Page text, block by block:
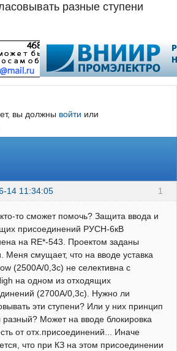
разные ступени
вы должны войти или
1
14 11:34:05
то сможет помочь? Защита ввода и
присоединений РУСН-6кВ
на RE*-543. Проектом заданы
Меня смущает, что на вводе уставка
(2500А/0,3с) не селективна с
на одном из отходящих
(2700А/0,3с). Нужно ли
эти ступени? Или у них принцип
разный? Может на вводе блокировка
от отх.присоединений... Иначе
что при КЗ на этом присоединении